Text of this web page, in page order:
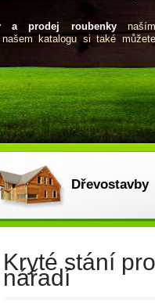
a prodej roubenkynaším
katalogu si také můžete
Dřevostavby
Kryté stání
nářadí